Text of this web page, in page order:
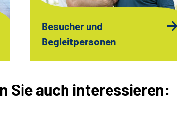
Besucher und
Begleitpersonen
Sie auch interessieren: